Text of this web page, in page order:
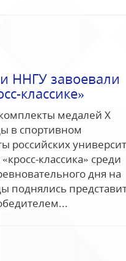
ННГУ завоевали
классике»
медалей Х
в спортивном
российских
классика» среди
дня на
поднялись